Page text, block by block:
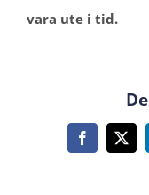
vara ute i tid.
Facebook
X